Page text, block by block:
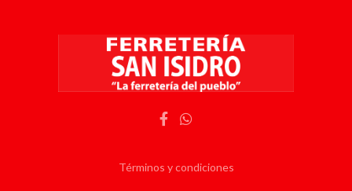
Términos y condiciones